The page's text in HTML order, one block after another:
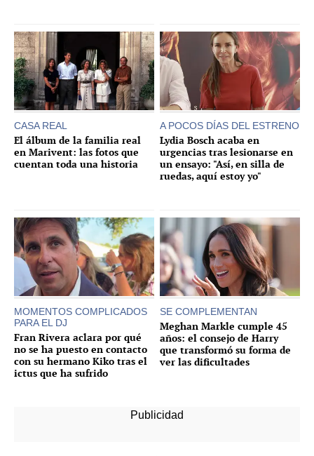
CASA REAL
El álbum de la familia real
en Marivent: las fotos que
cuentan toda una historia
A POCOS DÍAS DEL ESTRENO
Lydia Bosch acaba en
urgencias tras lesionarse en
un ensayo: "Así, en silla de
ruedas, aquí estoy yo"
MOMENTOS COMPLICADOS
PARA EL DJ
Fran Rivera aclara por qué
no se ha puesto en contacto
con su hermano Kiko tras el
ictus que ha sufrido
SE COMPLEMENTAN
Meghan Markle cumple 45
años: el consejo de Harry
que transformó su forma de
ver las dificultades